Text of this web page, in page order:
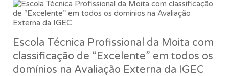
Escola Técnica Profissional da Moita com
classificação de “Excelente” em todos os
domínios na Avaliação Externa da IGEC